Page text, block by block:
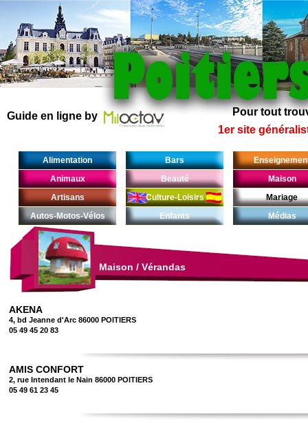
Pour tout
1er site
Guide en ligne by
Alimentation
Animaux
Artisans
Autos-Motos-Vélos
Bars
Beauté
Culture-Loisirs
Enfants
Maison
Mariage
Médias
Maison / Vérandas
AKENA
4, bd Jeanne d'Arc 86000 POITIERS
05 49 45 20 83
AMIS CONFORT
2, rue Intendant le Nain 86000 POITIERS
05 49 61 23 45